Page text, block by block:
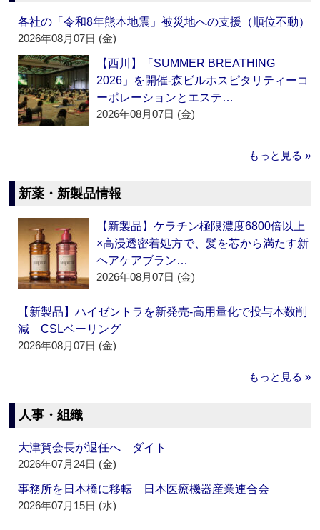
各社の「令和8年熊本地震」被災地への支援（順位不動）
2026年08月07日 (金)
【西川】「SUMMER BREATHING
2026」を開催‐森ビルホスピタリティーコ
ーポレーションとエステ…
2026年08月07日 (金)
もっと見る »
新薬・新製品情報
【新製品】ケラチン極限濃度6800倍以上
×高浸透密着処方で、髪を芯から満たす新
ヘアケアブラン…
2026年08月07日 (金)
【新製品】ハイゼントラを新発売‐高用量化で投与本数削
減 CSLベーリング
2026年08月07日 (金)
もっと見る »
人事・組織
大津賀会長が退任へ ダイト
2026年07月24日 (金)
事務所を日本橋に移転 日本医療機器産業連合会
2026年07月15日 (水)